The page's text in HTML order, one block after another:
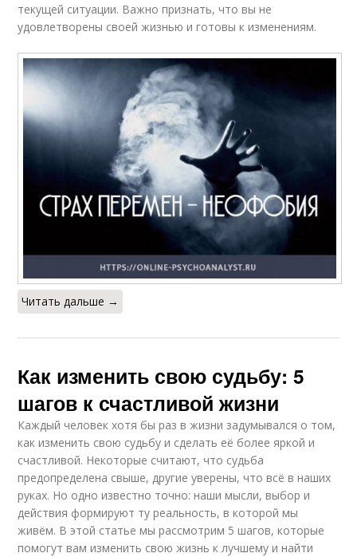
текущей ситуации. Важно признать, что вы не
удовлетворены своей жизнью и готовы к изменениям.
Читать дальше →
Как изменить свою судьбу: 5
шагов к счастливой жизни
Каждый человек хотя бы раз в жизни задумывался о том,
как изменить свою судьбу и сделать её более яркой и
счастливой. Некоторые считают, что судьба
предопределена свыше, другие уверены, что всё в наших
руках. Но одно известно точно: наши мысли, выбор и
действия формируют ту реальность, в которой мы
живём. В этой статье мы рассмотрим 5 шагов, которые
помогут вам изменить свою жизнь к лучшему и найти